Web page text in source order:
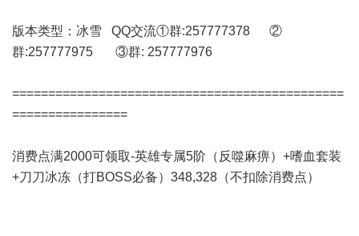
版本类型：冰雪 QQ交流①群:257777378 ②
群:257777975 ③群: 257777976
==============================================
================
消费点满2000可领取-英雄专属5阶（反噬麻痹）+嗜血套装
+刀刀冰冻（打BOSS必备）348,328（不扣除消费点）